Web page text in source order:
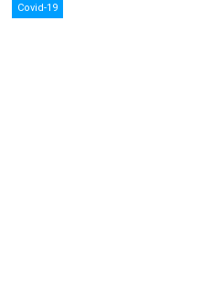
Covid-19